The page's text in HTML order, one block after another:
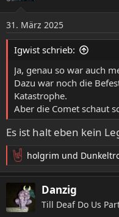
31. März 2025
Igwist schrieb:
Ja, genau so war auch
Dazu war noch die
Katastrophe.
Aber die Comet schaut
Es ist halt eben kein
R
e
a
t
holgrim und
Danzig
Till Deaf Do Us